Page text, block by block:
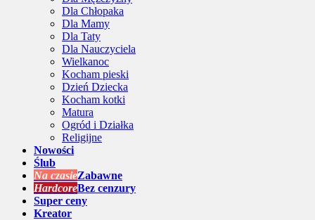
Dla Chłopaka
Dla Mamy
Dla Taty
Dla Nauczyciela
Wielkanoc
Kocham pieski
Dzień Dziecka
Kocham kotki
Matura
Ogród i Działka
Religijne
Nowości
Ślub
Na czasieZabawne
HardcoreBez cenzury
Super ceny
Kreator